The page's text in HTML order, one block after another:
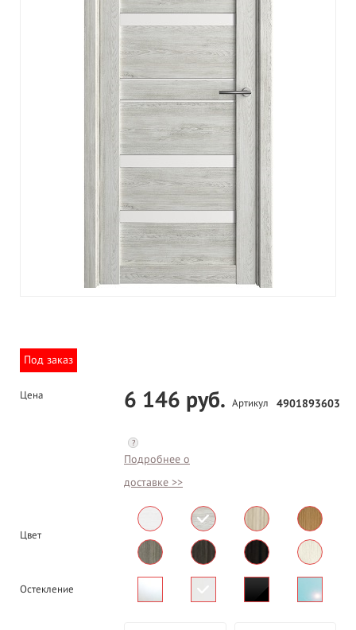
Под заказ
Цена 6 146 руб.
?
Подробнее о
доставке >>
Артикул 4901893603
Цвет
Остекление